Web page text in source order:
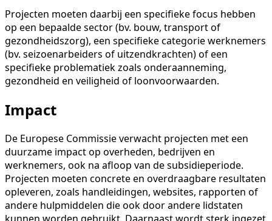
Projecten moeten daarbij een specifieke focus hebben
op een bepaalde sector (bv. bouw, transport of
gezondheidszorg), een specifieke categorie werknemers
(bv. seizoenarbeiders of uitzendkrachten) of een
specifieke problematiek zoals onderaanneming,
gezondheid en veiligheid of loonvoorwaarden.
Impact
De Europese Commissie verwacht projecten met een
duurzame impact op overheden, bedrijven en
werknemers, ook na afloop van de subsidieperiode.
Projecten moeten concrete en overdraagbare resultaten
opleveren, zoals handleidingen, websites, rapporten of
andere hulpmiddelen die ook door andere lidstaten